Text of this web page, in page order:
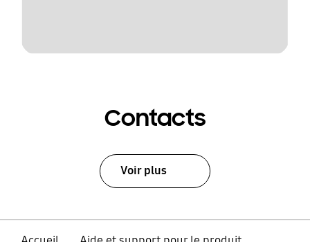
Contacts
Voir plus